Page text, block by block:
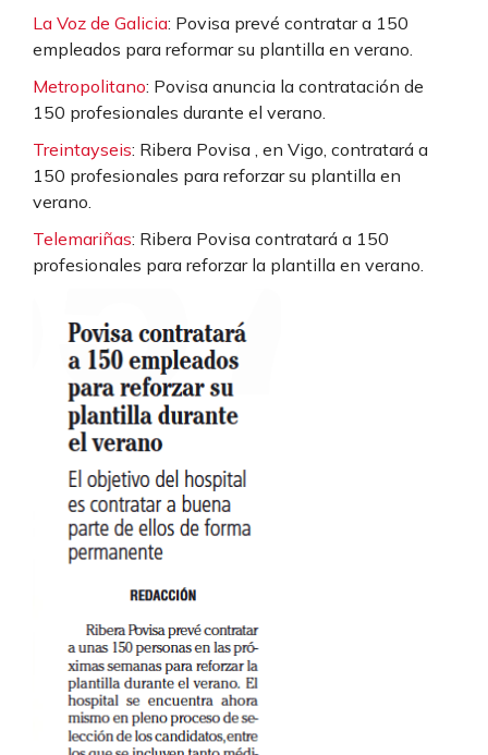
La Voz de Galicia: Povisa prevé contratar a 150
empleados para reformar su plantilla en verano.
Metropolitano: Povisa anuncia la contratación de
150 profesionales durante el verano.
Treintayseis: Ribera Povisa , en Vigo, contratará a
150 profesionales para reforzar su plantilla en
verano.
Telemariñas: Ribera Povisa contratará a 150
profesionales para reforzar la plantilla en verano.